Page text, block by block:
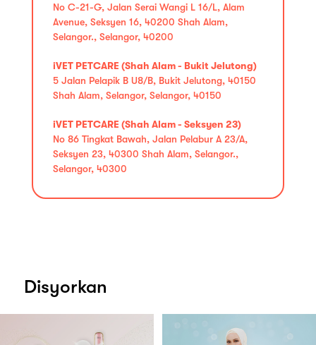
No C-21-G, Jalan Serai Wangi L 16/L, Alam
Avenue, Seksyen 16, 40200 Shah Alam,
Selangor., Selangor, 40200
iVET PETCARE (Shah Alam - Bukit Jelutong)
5 Jalan Pelapik B U8/B, Bukit Jelutong, 40150
Shah Alam, Selangor, Selangor, 40150
iVET PETCARE (Shah Alam - Seksyen 23)
No 86 Tingkat Bawah, Jalan Pelabur A 23/A,
Seksyen 23, 40300 Shah Alam, Selangor.,
Selangor, 40300
Disyorkan